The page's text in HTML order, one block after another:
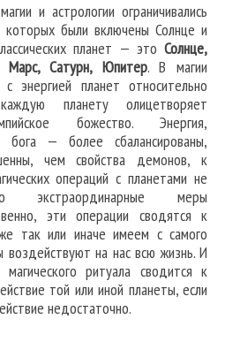
и астрологии ограничивались
которых были включены Солнце и
планет — это Солнце,
Марс, Сатурн, Юпитер. В магии
энергией планет относительно
планету олицетворяет
божество. Энергия,
бога — более сбалансированы,
чем свойства демонов, к
операций с планетами не
экстраординарные меры
эти операции сводятся к
так или иначе имеем с самого
на нас всю жизнь. И
ритуала сводится к
той или иной планеты, если
недостаточно.